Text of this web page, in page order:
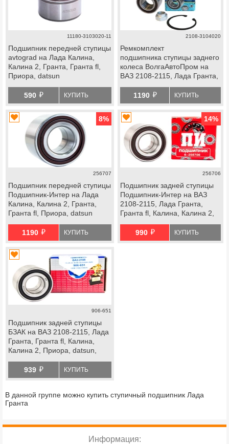
11180-3103020-11
Подшипник передней ступицы
avtograd на Лада Калина,
Калина 2, Гранта, Гранта fl,
Приора, datsun
590 й КУПИТЬ
2108-3104020
Ремкомплект
подшипника ступицы заднего
колеса ВолгаАвтоПром на
ВАЗ 2108-2115, Лада Гранта,
Приора, datsun, передней
ступицы Лада Ока
1190 й КУПИТЬ
8%
256707
Подшипник передней ступицы
Подшипник-Интер на Лада
Калина, Калина 2, Гранта,
Гранта fl, Приора, datsun
1190 й КУПИТЬ
14%
256706
Подшипник задней ступицы
Подшипник-Интер на ВАЗ
2108-2115, Лада Гранта,
Гранта fl, Калина, Калина 2,
ступицы Лада Ока
990 й КУПИТЬ
906-651
Подшипник задней ступицы
БЗАК на ВАЗ 2108-2115, Лада
Гранта, Гранта fl, Калина,
Калина 2, Приора, datsun,
939 й КУПИТЬ
В данной группе можно купить ступичный подшипник Лада
Гранта
Информация: